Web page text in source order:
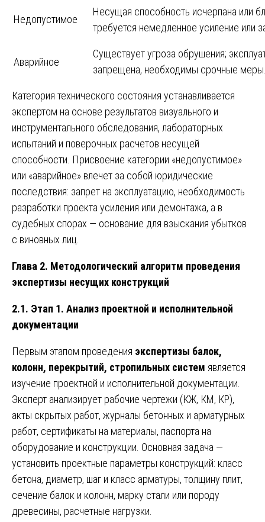
Недопустимое
Несущая способность исчерпана или
требуется немедленное усиление или
Аварийное
Существует угроза обрушения;
запрещена, необходимы срочные
Категория технического состояния устанавливается
экспертом на основе результатов визуального и
инструментального обследования, лабораторных
испытаний и поверочных расчетов несущей
способности. Присвоение категории «недопустимое»
или «аварийное» влечет за собой юридические
последствия: запрет на эксплуатацию, необходимость
разработки проекта усиления или демонтажа, а в
судебных спорах — основание для взыскания убытков
с виновных лиц.
Глава 2. Методологический алгоритм проведения
экспертизы несущих конструкций
2.1. Этап 1. Анализ проектной и исполнительной
документации
Первым этапом проведения экспертизы балок,
колонн, перекрытий, стропильных систем является
изучение проектной и исполнительной документации.
Эксперт анализирует рабочие чертежи (КЖ, КМ, КР),
акты скрытых работ, журналы бетонных и арматурных
работ, сертификаты на материалы, паспорта на
оборудование и конструкции. Основная задача —
установить проектные параметры конструкций: класс
бетона, диаметр, шаг и класс арматуры, толщину плит,
сечение балок и колонн, марку стали или породу
древесины, расчетные нагрузки.